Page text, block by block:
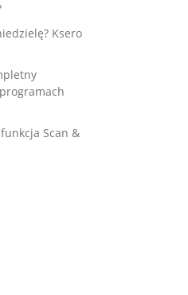
Ksero
Scan &